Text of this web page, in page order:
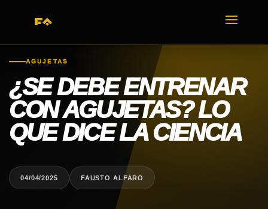
AGUJETAS
¿SE DEBE ENTRENAR
CON AGUJETAS? LO
QUE DICE LA CIENCIA
04/04/2025 FAUSTO ALFARO